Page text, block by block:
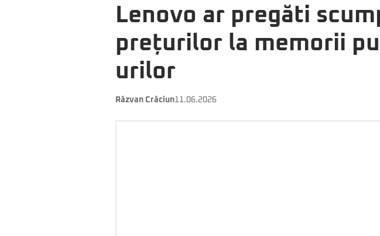
Lenovo ar pregăti
prețurilor la memorii
urilor
Răzvan Crăciun11.06.2026